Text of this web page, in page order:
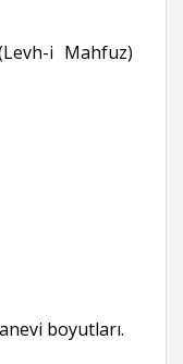
i Mahfuz)
boyutları.